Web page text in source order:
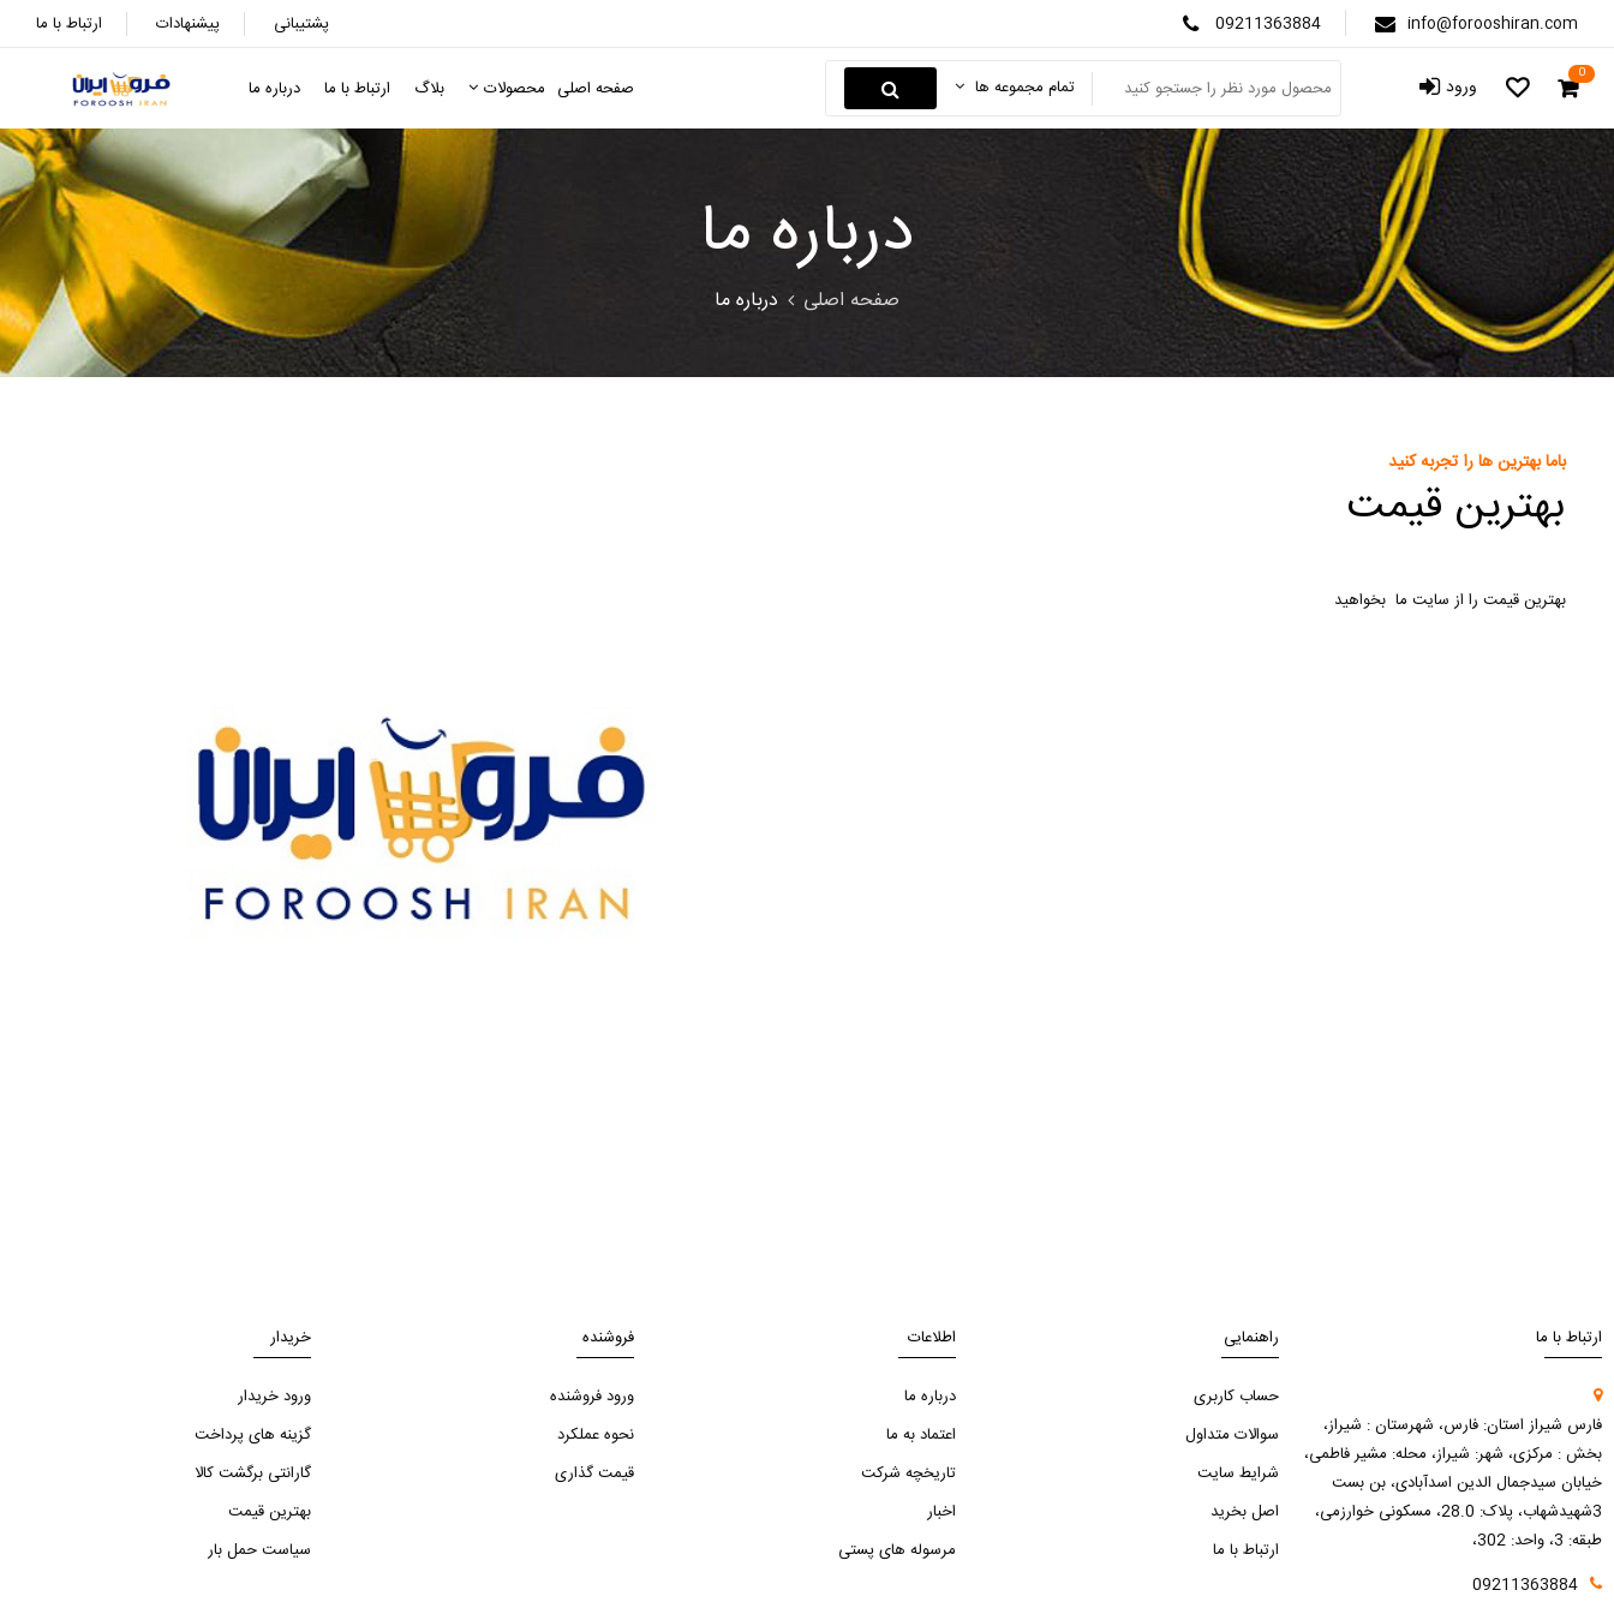
ارتباط با ما پیشنهادات پشتیبانی 09211363884 info@forooshiran.com
صفحه اصلی محصولات بلاگ ارتباط با ما درباره ما تمام مجموعه ها ورود 0
درباره ما
صفحه اصلی درباره ما
باما بهترین ها را تجربه کنید
بهترین قیمت
بهترین قیمت را از سایت ما بخواهید
ارتباط با ما
فارس شیراز استان: فارس، شهرستان : شیراز،
بخش : مرکزی، شهر: شیراز، محله: مشیر فاطمی،
خیابان سیدجمال الدین اسدآبادی، بن بست
3شهیدشهاب، پلاک: 28.0، مسکونی خوارزمی،
طبقه: 3، واحد: 302،
09211363884
راهنمایی
حساب کاربری
سوالات متداول
شرایط سایت
اصل بخرید
ارتباط با ما
اطلاعات
درباره ما
اعتماد به ما
تاریخچه شرکت
اخبار
مرسوله های پستی
فروشنده
ورود فروشنده
نحوه عملکرد
قیمت گذاری
خریدار
ورود خریدار
گزینه های پرداخت
گارانتی برگشت کالا
بهترین قیمت
سیاست حمل بار